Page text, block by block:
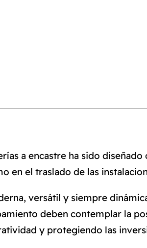
a encastre ha sido
en el traslado de las
versátil y siempre
deben contemplar la
y protegiendo las